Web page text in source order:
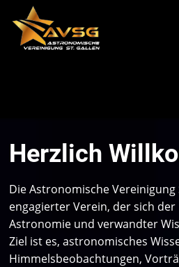
Herzlich
Die Astronomische Vereinigung
engagierter Verein, der sich
Astronomie und verwandter
Ziel ist es, astronomisches
Himmelsbeobachtungen,